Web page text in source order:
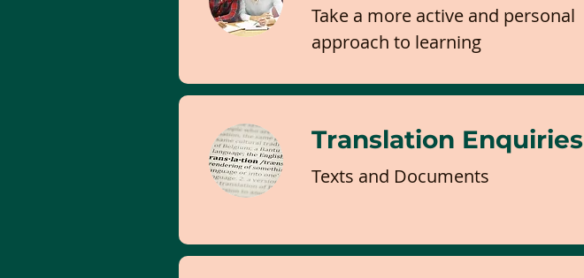
Take a more active and personal
approach to learning
Translation Enquiries
Texts and Documents